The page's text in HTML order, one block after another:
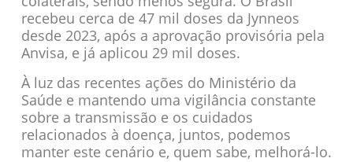
recebeu cerca de 47 mil doses da Jynneos
desde 2023, após a aprovação provisória pela
Anvisa, e já aplicou 29 mil doses.
À luz das recentes ações do Ministério da
Saúde e mantendo uma vigilância constante
sobre a transmissão e os cuidados
relacionados à doença, juntos, podemos
manter este cenário e, quem sabe, melhorá-lo.